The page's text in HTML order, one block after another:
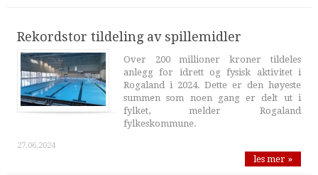
Rekordstor tildeling av spillemidler
Over 200 millioner kroner tildeles
anlegg for idrett og fysisk aktivitet i
Rogaland i 2024. Dette er den høyeste
summen som noen gang er delt ut i
fylket, melder Rogaland
fylkeskommune.
27.06.2024
les mer »